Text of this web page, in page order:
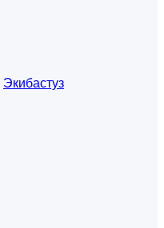
Экибастуз